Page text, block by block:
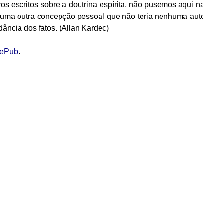
escritos sobre a doutrina espírita, não pusemos aqui
outra concepção pessoal que não teria nenhuma
dos fatos. (Allan Kardec)
.